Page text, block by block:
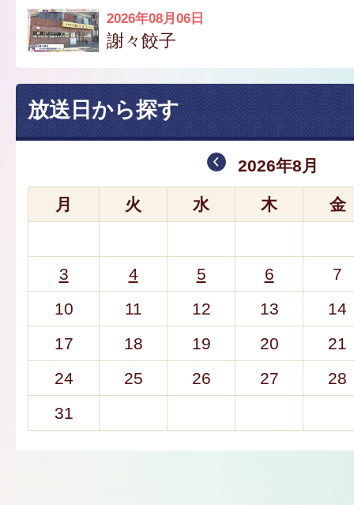
2026年08月06日
謝々餃子
放送日から探す
2026年8月
月 火 水 木 金
3 4 5 6
7
10
11 12 13
14
17
18 19 20
21
24
25 26 27
28
31